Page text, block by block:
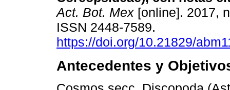
Act. Bot. Mex [online]. 2017,
ISSN 2448-7589.
https://doi.org/10.21829/
Antecedentes y